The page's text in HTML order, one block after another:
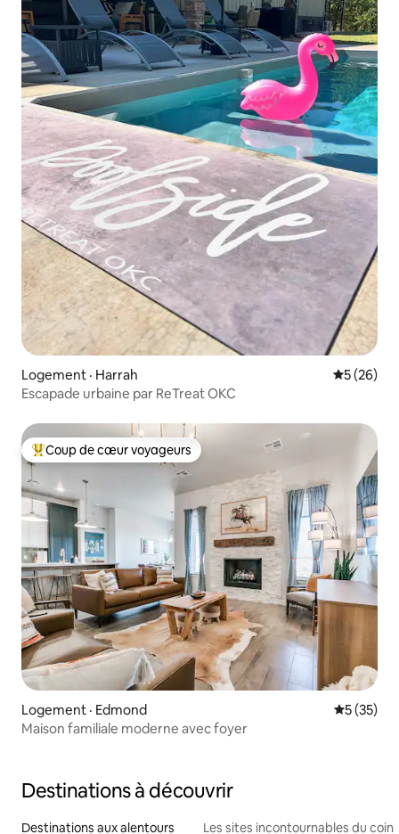
Logement · Harrah Note
5 (26)
Escapade urbaine par ReTreat OKC
Coup de cœur voyageurs parmi les plus aimés
Coup de cœur voyageurs
Logement · Edmond Note
5 (35)
Maison familiale moderne avec foyer
Destinations à découvrir
Destinations aux alentours Les sites incontournables du coin